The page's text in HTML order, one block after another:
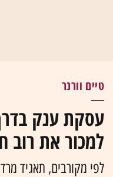
טיים וורנר
למכור את רוב
לפי מקורבים, תאגיד